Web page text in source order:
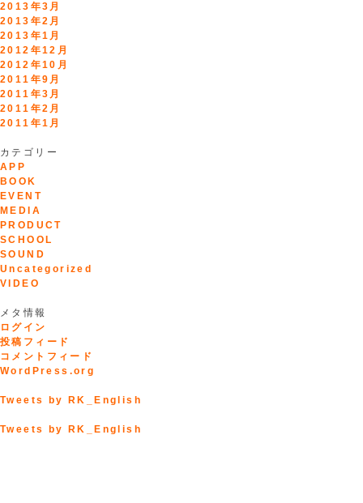
2013年3月
2013年2月
2013年1月
2012年12月
2012年10月
2011年9月
2011年3月
2011年2月
2011年1月
カテゴリー
APP
BOOK
EVENT
MEDIA
PRODUCT
SCHOOL
SOUND
Uncategorized
VIDEO
メタ情報
ログイン
投稿フィード
コメントフィード
WordPress.org
Tweets by RK_English
Tweets by RK_English